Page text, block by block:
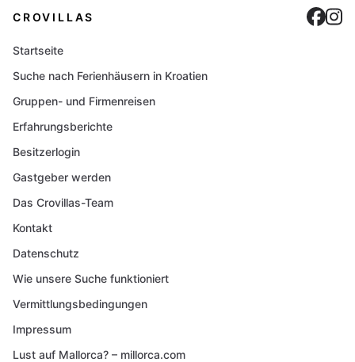
CROVILLAS
Startseite
Suche nach Ferienhäusern in Kroatien
Gruppen- und Firmenreisen
Erfahrungsberichte
Besitzerlogin
Gastgeber werden
Das Crovillas-Team
Kontakt
Datenschutz
Wie unsere Suche funktioniert
Vermittlungsbedingungen
Impressum
Lust auf Mallorca? – millorca.com